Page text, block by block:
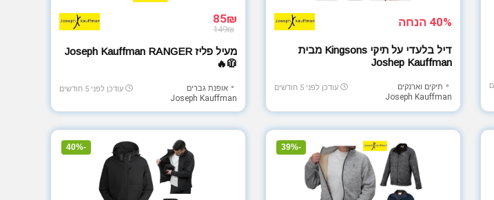
40% הנחה
דיל בלעדי על תיקי Kingsons מבית
Joshep Kauffman
תיקים וארנקים
Joseph Kauffman
עודכן לפני 5 חודשים
85₪
149₪
מעיל פליז Joseph Kauffman RANGER
🧥🔥
אופנת גברים
Joseph Kauffman
עודכן לפני 5 חודשים
-39%
-40%